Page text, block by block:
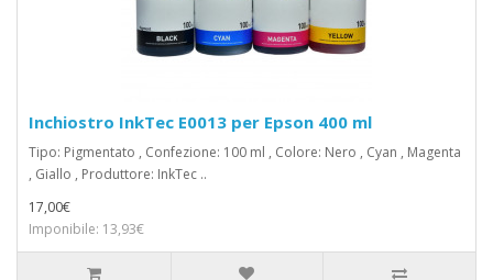
Inchiostro InkTec E0013 per Epson 400 ml
Tipo: Pigmentato , Confezione: 100 ml , Colore: Nero , Cyan , Magenta
, Giallo , Produttore: InkTec ..
17,00€
Imponibile: 13,93€